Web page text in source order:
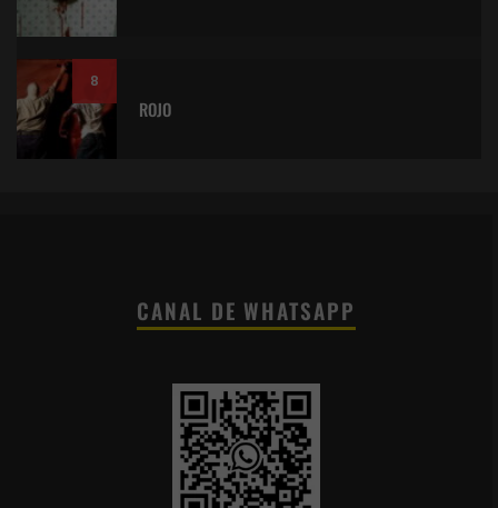
8
ROJO
CANAL DE WHATSAPP